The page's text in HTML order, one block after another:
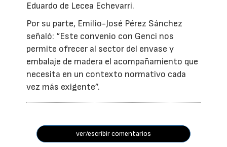
Eduardo de Lecea Echevarri.
Por su parte, Emilio-José Pérez Sánchez
señaló: “Este convenio con Genci nos
permite ofrecer al sector del envase y
embalaje de madera el acompañamiento que
necesita en un contexto normativo cada
vez más exigente”.
ver/escribir comentarios